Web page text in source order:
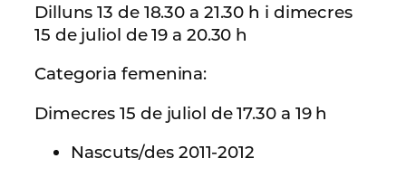
Dilluns 13 de 18.30 a 21.30 h i dimecres
15 de juliol de 19 a 20.30 h
Categoria femenina:
Dimecres 15 de juliol de 17.30 a 19 h
Nascuts/des 2011-2012